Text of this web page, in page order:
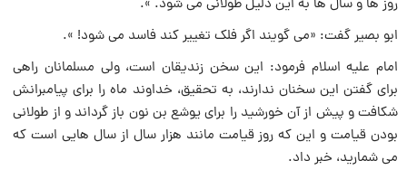
روز ها و سال ها به اين دليل طولانى مى شود. ».
ابو بصير گفت: «مى گويند اگر فلک تغيير کند فاسد مى شود! ».
امام عليه اسلام فرمود: اين سخن زنديقان است، ولى مسلمانان راهى
براى گفتن اين سخنان ندارند، به تحقيق، خداوند ماه را براى پيامبرانش
شکافت و پيش از آن خورشيد را براى يوشع بن نون باز گرداند و از طولانى
بودن قيامت و اين که روز قيامت مانند هزار سال از سال هايى است که
مى شماريد، خبر داد.